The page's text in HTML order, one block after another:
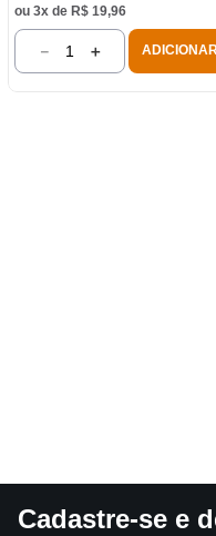
ou 3x de R$ 19,96
＋
－
Cadastre-se e